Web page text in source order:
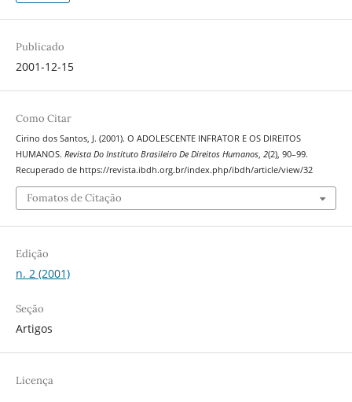
Publicado
2001-12-15
Como Citar
Cirino dos Santos, J. (2001). O ADOLESCENTE INFRATOR E OS DIREITOS
HUMANOS. Revista Do Instituto Brasileiro De Direitos Humanos, 2(2), 90–99.
Recuperado de https://revista.ibdh.org.br/index.php/ibdh/article/view/32
Fomatos de Citação
Edição
n. 2 (2001)
Seção
Artigos
Licença